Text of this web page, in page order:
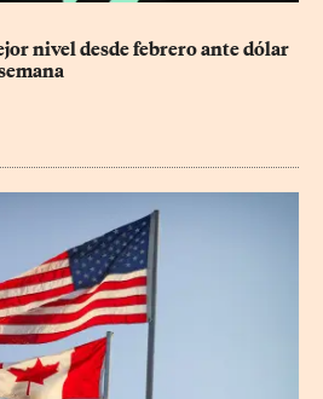
nivel desde febrero ante dólar